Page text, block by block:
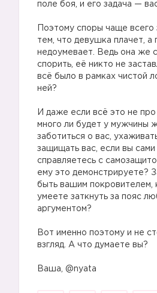
поле боя, и его задача —
Поэтому споры чаще всего
тем, что девушка плачет, а
недоумевает. Ведь она же
спорить, её никто не
всё было в рамках чистой
ней?
И даже если всё это не про
много ли будет у мужчины
заботиться о вас,
защищать вас, если вы сами
справляетесь с
ему это демонстрируете?
быть вашим покровителем,
умеете заткнуть за пояс
аргументом?
Вот именно поэтому и не
взгляд. А что думаете вы?
Ваша, @nyata